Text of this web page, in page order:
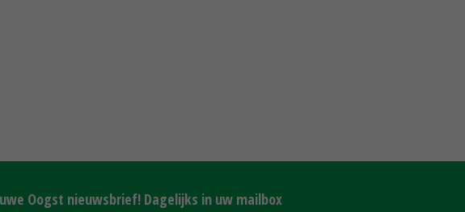
Oogst nieuwsbrief! Dagelijks in uw mailbox